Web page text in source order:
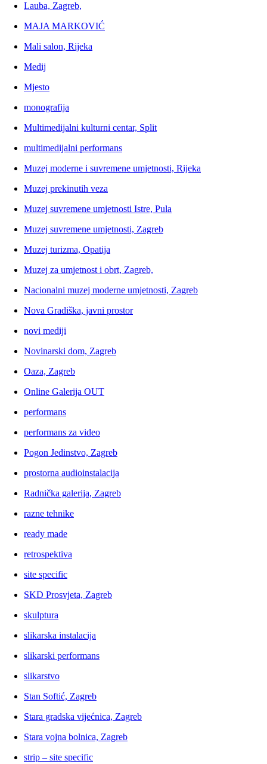
Lauba, Zagreb,
MAJA MARKOVIĆ
Mali salon, Rijeka
Medij
Mjesto
monografija
Multimedijalni kulturni centar, Split
multimedijalni performans
Muzej moderne i suvremene umjetnosti, Rijeka
Muzej prekinutih veza
Muzej suvremene umjetnosti Istre, Pula
Muzej suvremene umjetnosti, Zagreb
Muzej turizma, Opatija
Muzej za umjetnost i obrt, Zagreb,
Nacionalni muzej moderne umjetnosti, Zagreb
Nova Gradiška, javni prostor
novi mediji
Novinarski dom, Zagreb
Oaza, Zagreb
Online Galerija OUT
performans
performans za video
Pogon Jedinstvo, Zagreb
prostorna audioinstalacija
Radnička galerija, Zagreb
razne tehnike
ready made
retrospektiva
site specific
SKD Prosvjeta, Zagreb
skulptura
slikarska instalacija
slikarski performans
slikarstvo
Stan Softić, Zagreb
Stara gradska vijećnica, Zagreb
Stara vojna bolnica, Zagreb
strip – site specific